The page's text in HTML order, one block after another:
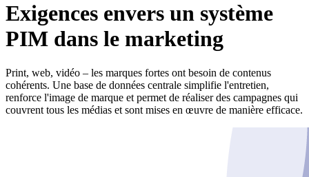
Exigences envers un système
PIM dans le marketing
Print, web, vidéo – les marques fortes ont besoin de contenus
cohérents. Une base de données centrale simplifie l'entretien,
renforce l'image de marque et permet de réaliser des campagnes qui
couvrent tous les médias et sont mises en œuvre de manière efficace.